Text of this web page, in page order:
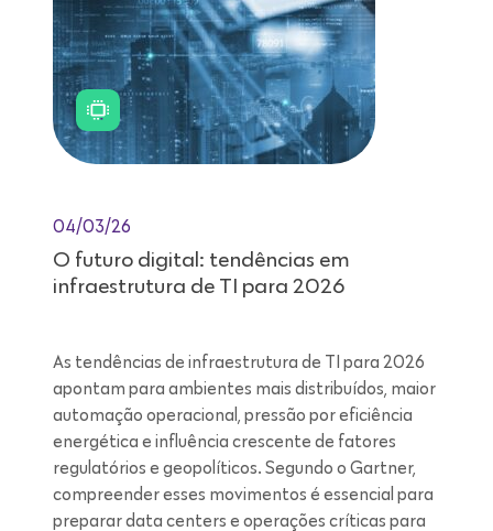
04/03/26
O futuro digital: tendências em
infraestrutura de TI para 2026
As tendências de infraestrutura de TI para 2026
apontam para ambientes mais distribuídos, maior
automação operacional, pressão por eficiência
energética e influência crescente de fatores
regulatórios e geopolíticos. Segundo o Gartner,
compreender esses movimentos é essencial para
preparar data centers e operações críticas para